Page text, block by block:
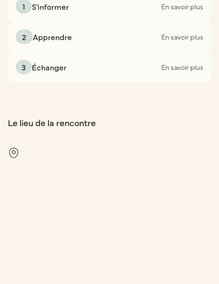
1 S'informer En savoir plus
2 Apprendre En savoir plus
3 Échanger En savoir plus
Le lieu de la rencontre